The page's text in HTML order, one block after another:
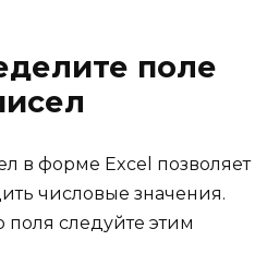
поле
в форме Excel позволяет
числовые значения.
поля следуйте этим